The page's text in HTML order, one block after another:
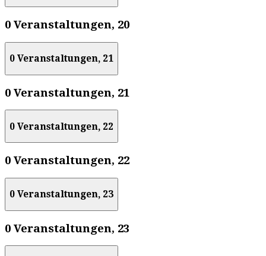
0 Veranstaltungen, 20
0 Veranstaltungen, 21
0 Veranstaltungen, 21
0 Veranstaltungen, 22
0 Veranstaltungen, 22
0 Veranstaltungen, 23
0 Veranstaltungen, 23